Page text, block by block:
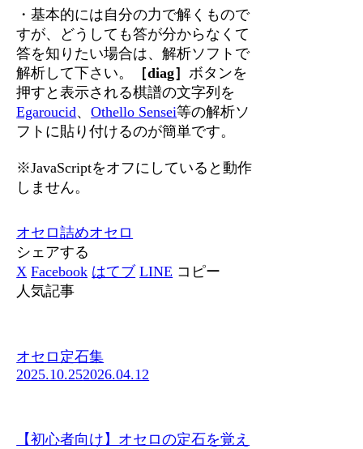
・基本的には自分の力で解くもので
すが、どうしても答が分からなくて
答を知りたい場合は、解析ソフトで
解析して下さい。
［diag］ ボタンを
押すと表示される棋譜の文字列を
Egaroucid、Othello Sensei等の解析ソ
フトに貼り付けるのが簡単です。
※JavaScriptをオフにしていると動作
しません。
オセロ詰めオセロ
シェアする
X Facebook はてブ LINE コピー
人気記事
オセロ定石集
2025.10.252026.04.12
【初心者向け】オセロの定石を覚え